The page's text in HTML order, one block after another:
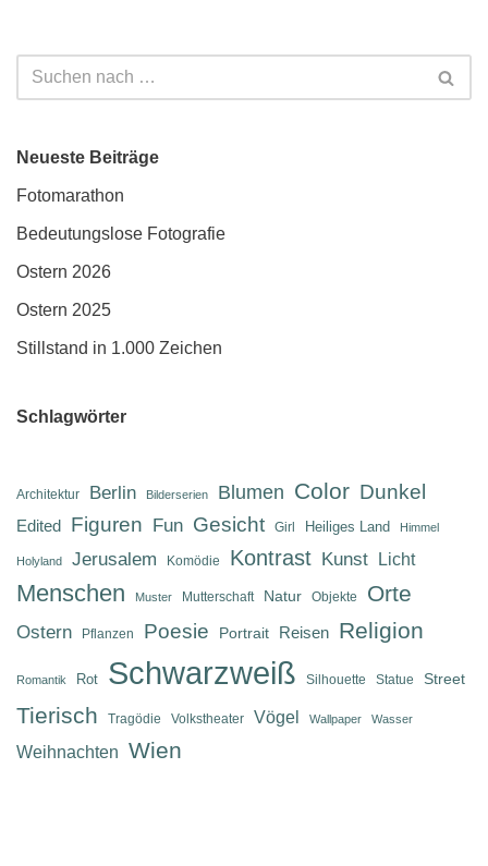
Neueste Beiträge
Fotomarathon
Bedeutungslose Fotografie
Ostern 2026
Ostern 2025
Stillstand in 1.000 Zeichen
Schlagwörter
Architektur Berlin Bilderserien Blumen Color Dunkel
Edited Figuren Fun Gesicht Girl Heiliges Land Himmel
Holyland Jerusalem Komödie Kontrast Kunst Licht
Menschen Muster Mutterschaft Natur Objekte Orte
Ostern Pflanzen Poesie Portrait Reisen Religion
Romantik Rot Schwarzweiß Silhouette Statue Street
Tierisch Tragödie Volkstheater Vögel Wallpaper Wasser
Weihnachten Wien